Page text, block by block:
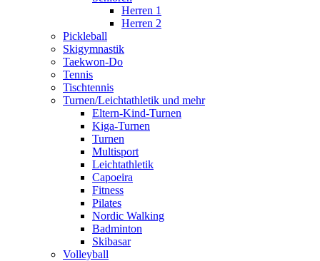
Herren 1
Herren 2
Pickleball
Skigymnastik
Taekwon-Do
Tennis
Tischtennis
Turnen/Leichtathletik und mehr
Eltern-Kind-Turnen
Kiga-Turnen
Turnen
Multisport
Leichtathletik
Capoeira
Fitness
Pilates
Nordic Walking
Badminton
Skibasar
Volleyball